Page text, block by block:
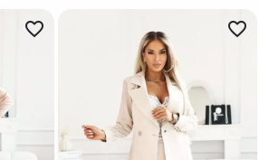
favorite_border favorite_border